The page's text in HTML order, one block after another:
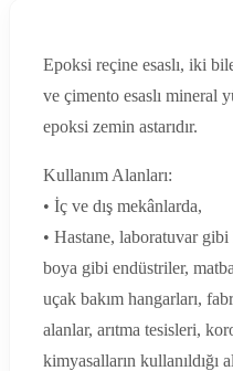
Epoksi reçine esaslı, iki
ve çimento esaslı mineral
epoksi zemin astarıdır.
Kullanım Alanları:
• İç ve dış mekânlarda,
• Hastane, laboratuvar
boya gibi endüstriler,
uçak bakım hangarları,
alanlar, arıtma tesisleri,
kimyasalların kullanıldığı